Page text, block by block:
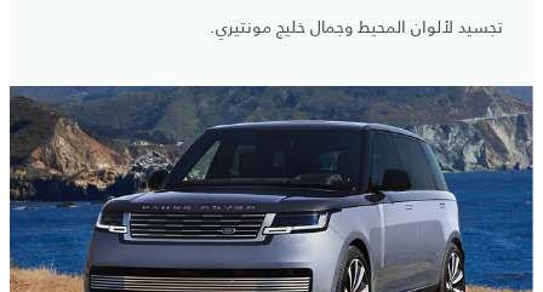
تجسيد لألوان المحيط وجمال خليج مونتيري.